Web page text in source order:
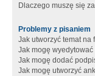
Dlaczego muszę się
Problemy z pisaniem
Jak utworzyć temat na
Jak mogę
Jak mogę dodać
Jak mogę utworzyć